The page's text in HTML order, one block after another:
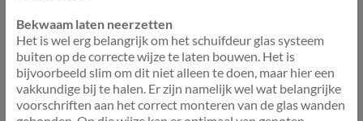
Bekwaam laten neerzetten
Het is wel erg belangrijk om het schuifdeur glas systeem
buiten op de correcte wijze te laten bouwen. Het is
bijvoorbeeld slim om dit niet alleen te doen, maar hier een
vakkundige bij te halen. Er zijn namelijk wel wat belangrijke
voorschriften aan het correct monteren van de glas wanden